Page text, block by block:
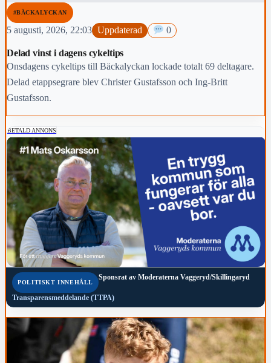
#BÄCKALYCKAN
5 augusti, 2026, 22:03 Uppdaterad 0
Delad vinst i dagens cykeltips
Onsdagens cykeltips till Bäckalyckan lockade totalt 69 deltagare.
Delad etappsegrare blev Christer Gustafsson och Ing-Britt
Gustafsson.
BETALD ANNONS
POLITISKT INNEHÅLL
Sponsrat av Moderaterna Vaggeryd/Skillingaryd
Transparensmeddelande (TTPA)